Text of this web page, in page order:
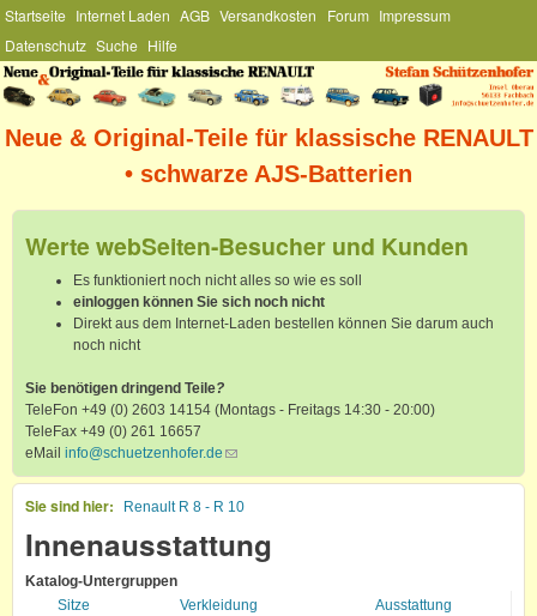
Direkt zum Inhalt
Hauptmenü
Startseite Internet Laden AGB Versandkosten Forum Impressum
Datenschutz Suche Hilfe
Stefan
Schützenhofer
Neue & Original-Teile für klassische RENAULT
• schwarze AJS-Batterien
Werte webSeiten-Besucher und Kunden
Es funktioniert noch nicht alles so wie es soll
einloggen können Sie sich noch nicht
Direkt aus dem Internet-Laden bestellen können Sie darum auch
noch nicht
Sie benötigen dringend Teile?
TeleFon +49 (0) 2603 14154 (Montags - Freitags 14:30 - 20:00)
TeleFax +49 (0) 261 16657
eMail info@schuetzenhofer.de (link sends e-mail)
Sie sind hier Renault R 8 - R 10
Innenausstattung
Katalog-Untergruppen
Sitze
Verkleidung Ausstattung